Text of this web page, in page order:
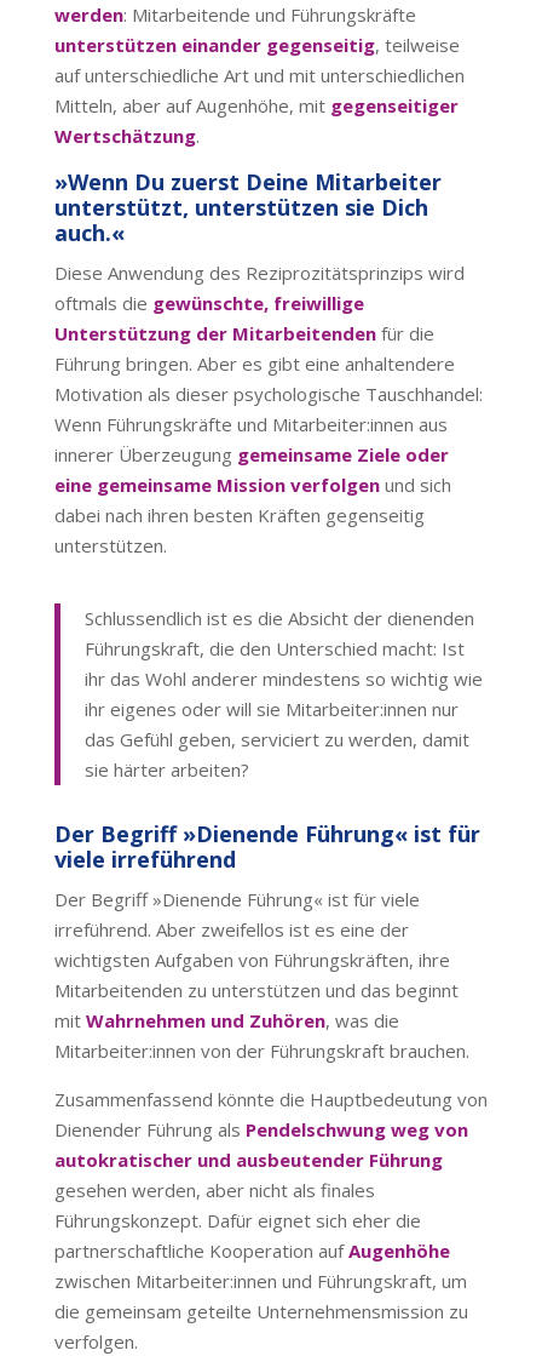
werden: Mitarbeitende und Führungskräfte
unterstützen einander gegenseitig, teilweise
auf unterschiedliche Art und mit unterschiedlichen
Mitteln, aber auf Augenhöhe, mit gegenseitiger
Wertschätzung.
»Wenn Du zuerst Deine Mitarbeiter
unterstützt, unterstützen sie Dich
auch.«
Diese Anwendung des Reziprozitätsprinzips wird
oftmals die gewünschte, freiwillige
Unterstützung der Mitarbeitendenfür die
Führung bringen. Aber es gibt eine anhaltendere
Motivation als dieser psychologische Tauschhandel:
Wenn Führungskräfte und Mitarbeiter:innen aus
innerer Überzeugung gemeinsame Ziele oder
eine gemeinsame Mission verfolgenund sich
dabei nach ihren besten Kräften gegenseitig
unterstützen.
Schlussendlich ist es die Absicht der dienenden
Führungskraft, die den Unterschied macht: Ist
ihr das Wohl anderer mindestens so wichtig wie
ihr eigenes oder will sie Mitarbeiter:innen nur
das Gefühl geben, serviciert zu werden, damit
sie härter arbeiten?
Der Begriff »Dienende Führung« ist für
viele irreführend
Der Begriff »Dienende Führung« ist für viele
irreführend. Aber zweifellos ist es eine der
wichtigsten Aufgaben von Führungskräften, ihre
Mitarbeitenden zu unterstützen und das beginnt
mit Wahrnehmen und Zuhören, was die
Mitarbeiter:innen von der Führungskraft brauchen.
Zusammenfassend könnte die Hauptbedeutung von
Dienender Führung als Pendelschwung weg von
autokratischer und ausbeutender Führung
gesehen werden, aber nicht als finales
Führungskonzept. Dafür eignet sich eher die
partnerschaftliche Kooperation aufAugenhöhe
zwischen Mitarbeiter:innen und Führungskraft, um
die gemeinsam geteilte Unternehmensmission zu
verfolgen.